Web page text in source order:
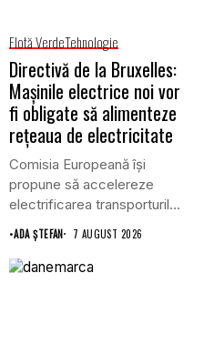
Flotă VerdeTehnologie
Directivă de la Bruxelles:
Mașinile electrice noi vor
fi obligate să alimenteze
rețeaua de electricitate
Comisia Europeană își
propune să accelereze
electrificarea transporturilor,
a clădirilor și a...
•ADA ȘTEFAN 7 AUGUST 2026